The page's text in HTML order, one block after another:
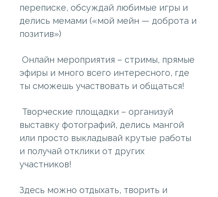
переписке, обсуждай любимые игры и
делись мемами («мой мейн — доброта и
позитив»)
Онлайн мероприятия – стримы, прямые
эфиры и много всего интересного, где
ты сможешь участвовать и общаться!
Творческие площадки – организуй
выставку фотографий, делись мангой
или просто выкладывай крутые работы
и получай отклики от других
участников!
Здесь можно отдыхать, творить и